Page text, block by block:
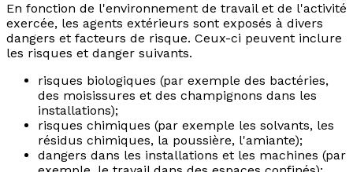
En fonction de l'environnement de travail et de l'activité
exercée, les agents extérieurs sont exposés à divers
dangers et facteurs de risque. Ceux-ci peuvent inclure
les risques et danger suivants.
risques biologiques (par exemple des bactéries,
des moisissures et des champignons dans les
installations);
risques chimiques (par exemple les solvants, les
résidus chimiques, la poussière, l'amiante);
dangers dans les installations et les machines (par